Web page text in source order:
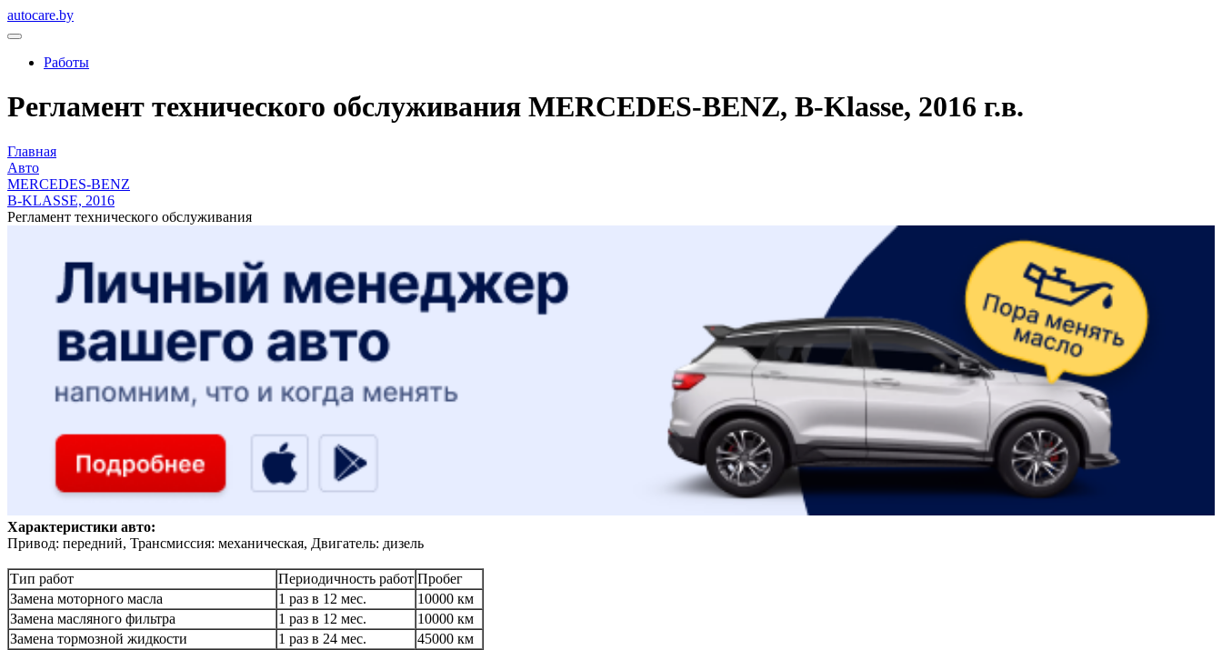
autocare.by
Работы
Регламент технического обслуживания MERCEDES-BENZ, B-Klasse, 2016 г.в.
Главная
Авто
MERCEDES-BENZ
B-KLASSE, 2016
Регламент технического обслуживания
Характеристики авто:
Привод: передний, Трансмиссия: механическая, Двигатель: дизель
Тип работ Периодичность работ Пробег
Замена моторного масла
1 раз в 12 мес.
10000 км
Замена масляного фильтра
1 раз в 12 мес.
10000 км
Замена тормозной жидкости
1 раз в 24 мес.
45000 км